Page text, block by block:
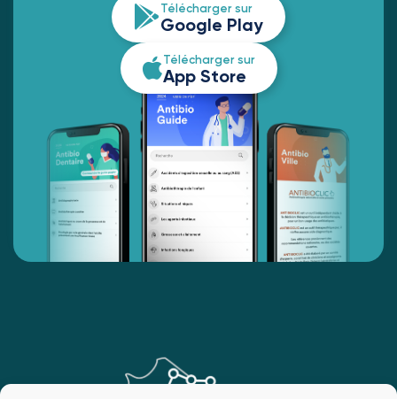
Télécharger sur
Google Play
Télécharger sur
App Store